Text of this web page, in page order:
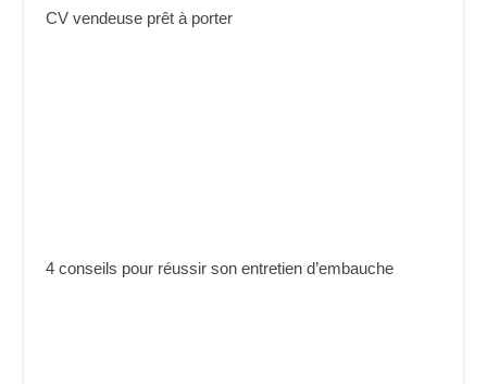
CV vendeuse prêt à porter
4 conseils pour réussir son entretien d’embauche